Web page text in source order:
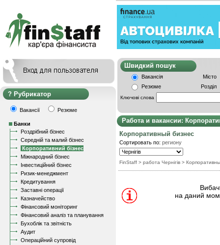
Рубрикатор
Вакансії Резюме
Банки
Роздрібний бізнес
Середній та малий бізнес
Корпоративний бізнес
Міжнародний бізнес
Інвестиційний бізнес
Ризик-менеджмент
Кредитування
Заставні операції
Казначейство
Фінансовий моніторинг
Фінансовий аналіз та планування
Бухоблік та звітність
Аудит
Операційний супровід
Швидкий
Вакансія
Місто
Резюме
Розділ
Ключові слова
Работа и вакансии:
Корпоративный бизнес
Сортировать по: региону
FinStaff > работа Чернігів >
на даний